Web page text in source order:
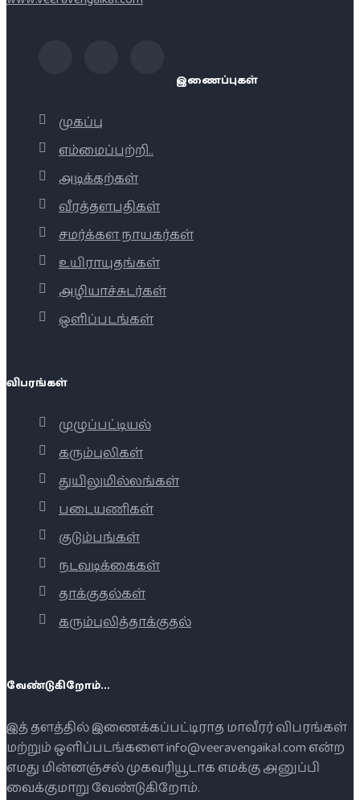
இணைப்புகள்
முகப்பு
எம்மைப்பற்றி..
அடிக்கற்கள்
வீரத்தளபதிகள்
சமர்க்கள நாயகர்கள்
உயிராயுதங்கள்
அழியாச்சுடர்கள்
ஒளிப்படங்கள்
விபரங்கள்
முழுப்பட்டியல்
கரும்புலிகள்
துயிலுமில்லங்கள்
படையணிகள்
குடும்பங்கள்
நடவடிக்கைகள்
தாக்குதல்கள்
கரும்புலித்தாக்குதல்
வேண்டுகிறோம்...
இத் தளத்தில் இணைக்கப்பட்டிராத மாவீரர் விபரங்கள்
மற்றும் ஒளிப்படங்களை info@veeravengaikal.com என்ற
எமது மின்னஞ்சல் முகவரியூடாக எமக்கு அனுப்பி
வைக்குமாறு வேண்டுகிறோம்.